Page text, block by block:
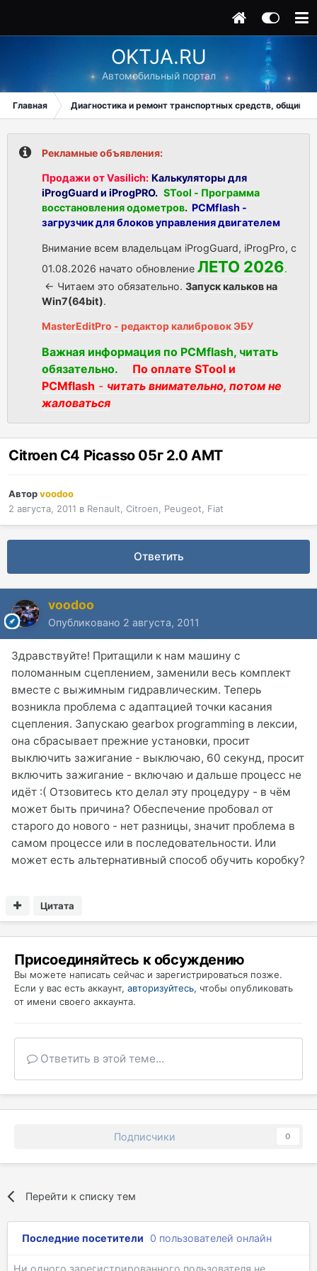
OKTJA.RU
Автомобильный портал
Главная Диагностика и ремонт транспортных средств, общий
Рекламные объявления:
Продажи от Vasilich: Калькуляторы для
iProgGuard и iProgPRO. STool - Программа
восстановления одометров. PCMflash -
загрузчик для блоков управления двигателем
Внимание всем владельцам iProgGuard, iProgPro, с
01.08.2026 начато обновление ЛЕТО 2026.
<- Читаем это обязательно. Запуск кальков на
Win7(64bit).
MasterEditPro - редактор калибровок ЭБУ
Важная информация по PCMflash, читать
обязательно.
По оплате STool и
PCMflash - читать внимательно, потом не
жаловаться
Citroen C4 Picasso 05г 2.0 AMT
Авторvoodoo
2 августа, 2011 в Renault, Citroen, Peugeot, Fiat
Ответить
voodoo
Опубликовано 2 августа, 2011
Здравствуйте! Притащили к нам машину с
поломанным сцеплением, заменили весь комплект
вместе с выжимным гидравлическим. Теперь
возникла проблема с адаптацией точки касания
сцепления. Запускаю gearbox programming в лексии,
она сбрасывает прежние установки, просит
выключить зажигание - выключаю, 60 секунд, просит
включить зажигание - включаю и дальше процесс не
идёт :( Отзовитесь кто делал эту процедуру - в чём
может быть причина? Обеспечение пробовал от
старого до нового - нет разницы, значит проблема в
самом процессе или в последовательности. Или
может есть альтернативный способ обучить коробку?
Цитата
Присоединяйтесь к обсуждению
Вы можете написать сейчас и зарегистрироваться позже.
Если у вас есть аккаунт, авторизуйтесь, чтобы опубликовать
от имени своего аккаунта.
Ответить в этой теме...
Подписчики 0
Перейти к списку тем
Последние посетители 0 пользователей онлайн
Ни одного зарегистрированного пользователя не